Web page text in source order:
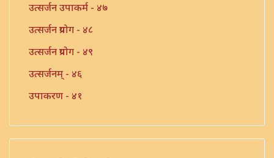
उत्सर्जन उपाकर्म - ४७
उत्सर्जन प्रयोग - ४८
उत्सर्जन प्रयोग - ४९
उत्सर्जनम् - ४६
उपाकरण - ४१
उपाकर्म - ४३